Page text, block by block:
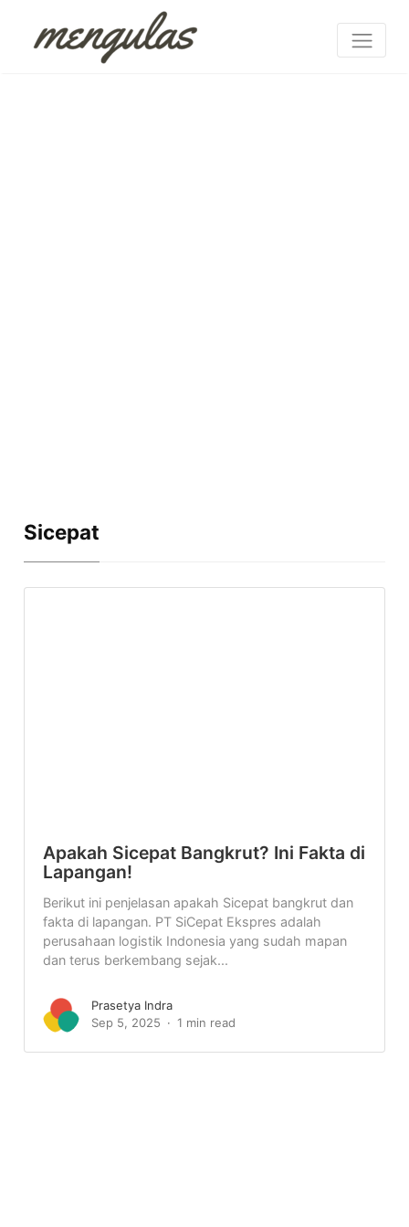
Sicepat
Apakah Sicepat Bangkrut? Ini Fakta di
Lapangan!
Berikut ini penjelasan apakah Sicepat bangkrut dan
fakta di lapangan. PT SiCepat Ekspres adalah
perusahaan logistik Indonesia yang sudah mapan
dan terus berkembang sejak...
Prasetya Indra
Sep 5, 2025
1 min read